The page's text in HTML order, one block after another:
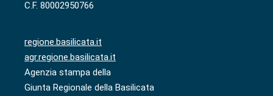
C.F. 80002950766
regione.basilicata.it
agr.regione.basilicata.it
Agenzia stampa della
Giunta Regionale della Basilicata